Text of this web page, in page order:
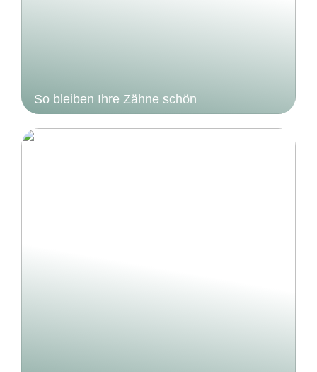
So bleiben Ihre Zähne schön